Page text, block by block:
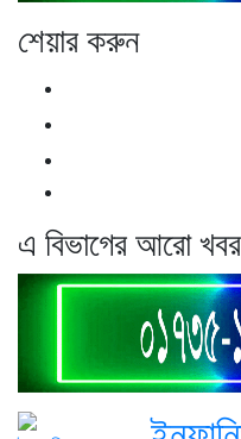
শেয়ার করুন
এ বিভাগের আরো খবর